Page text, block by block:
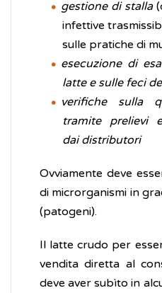
gestione di stalla
infettive
sulle pratiche di
esecuzione di
latte e sulle feci
verifiche sulla
tramite prelievi
dai distributori
Ovviamente deve
di microrganismi in
(patogeni).
Il latte crudo per
vendita diretta al
deve aver subìto in